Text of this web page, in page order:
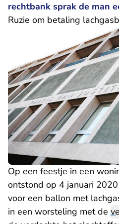
rechtbank sprak de man
Ruzie om betaling
Op een feestje in een
ontstond op 4 januari
voor een ballon met
in een worsteling met de